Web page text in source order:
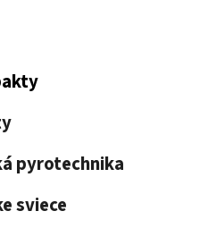
pyrotechnika
sviece